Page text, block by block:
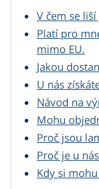
V čem se
Platí pro
mimo EU.
Jakou
U nás
Návod na
Mohu
Proč jsou
Proč je u
Kdy si